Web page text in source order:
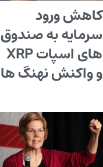
کاهش ورود
سرمایه به صندوق
های اسپات XRP
و واکنش نهنگ ها